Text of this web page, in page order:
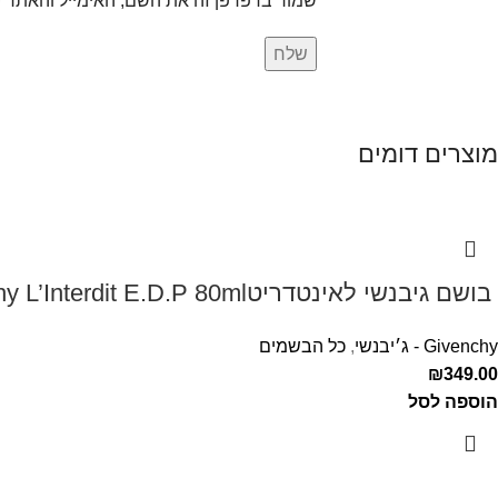
מוצרים דומים
‏ בושם גיבנשי לאינטדריטGivenchy L’Interdit E.D.P 80ml ‏
Givenchy - ג׳יבנשי , כל הבשמים
₪349.00
הוספה לסל